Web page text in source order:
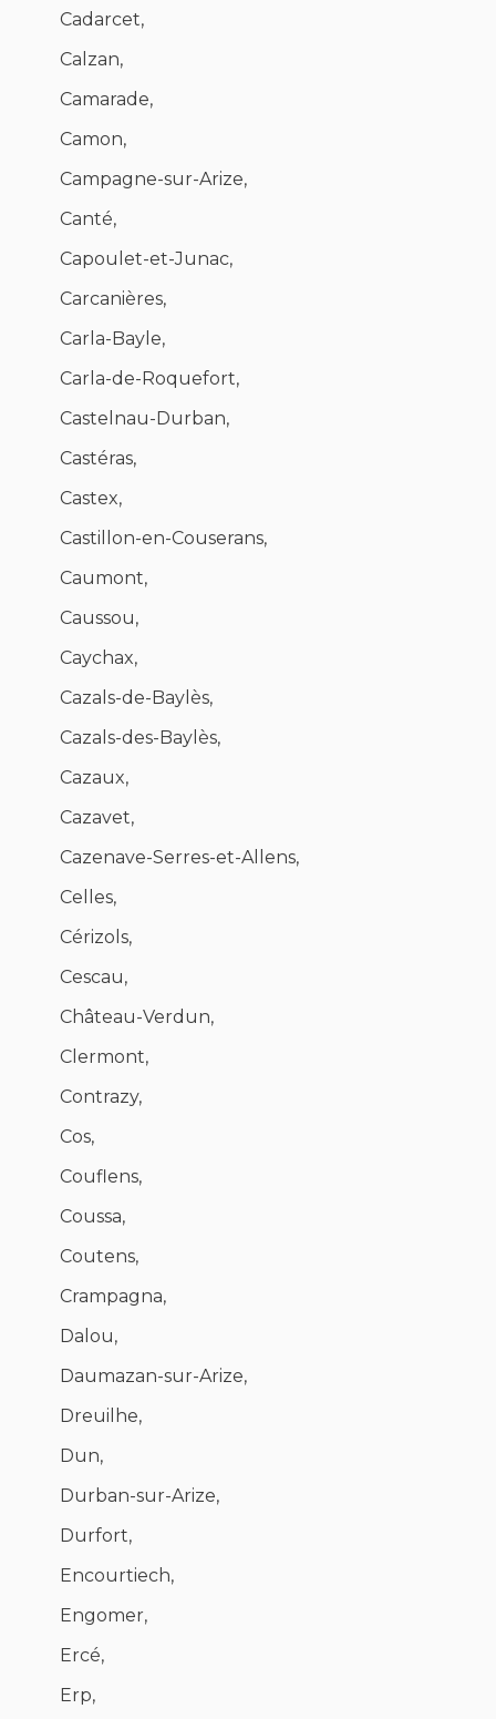
Cadarcet,
Calzan,
Camarade,
Camon,
Campagne-sur-Arize,
Canté,
Capoulet-et-Junac,
Carcanières,
Carla-Bayle,
Carla-de-Roquefort,
Castelnau-Durban,
Castéras,
Castex,
Castillon-en-Couserans,
Caumont,
Caussou,
Caychax,
Cazals-de-Baylès,
Cazals-des-Baylès,
Cazaux,
Cazavet,
Cazenave-Serres-et-Allens,
Celles,
Cérizols,
Cescau,
Château-Verdun,
Clermont,
Contrazy,
Cos,
Couflens,
Coussa,
Coutens,
Crampagna,
Dalou,
Daumazan-sur-Arize,
Dreuilhe,
Dun,
Durban-sur-Arize,
Durfort,
Encourtiech,
Engomer,
Ercé,
Erp,